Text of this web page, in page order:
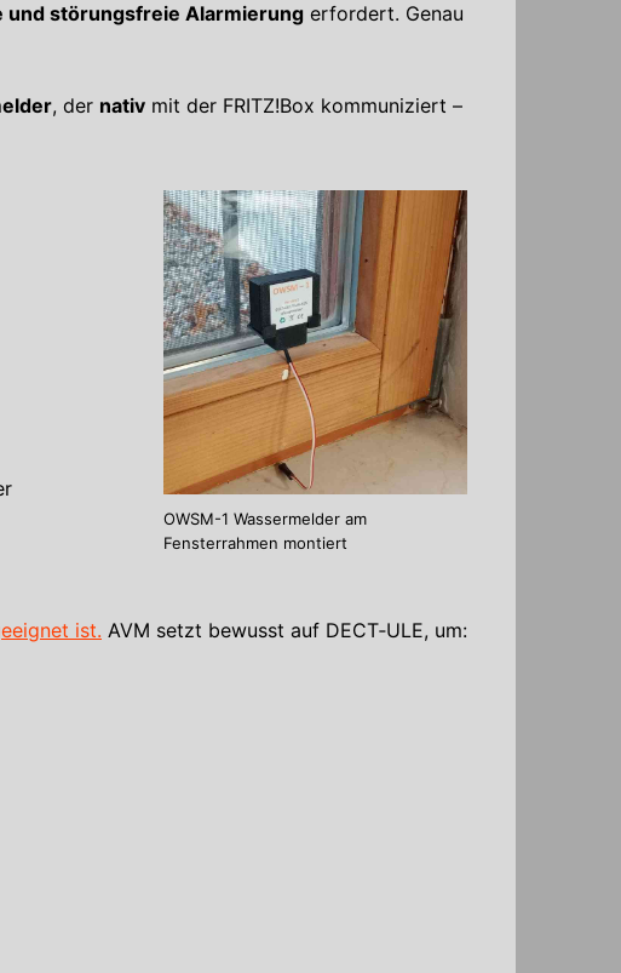
und störungsfreie Alarmierung erfordert. Genau
, der nativ mit der FRITZ!Box kommuniziert –
OWSM-1 Wassermelder am
Fensterrahmen montiert
ist. AVM setzt bewusst auf DECT‑ULE, um: